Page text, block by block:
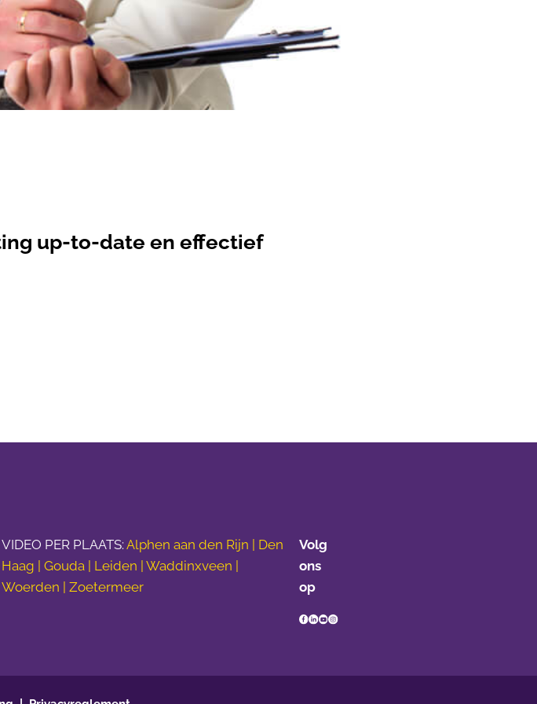
up-to-date en effectief
VIDEO PER PLAATS: Alphen aan den Rijn | Den
Haag | Gouda | Leiden | Waddinxveen |
Woerden | Zoetermeer
Volg
ons
op